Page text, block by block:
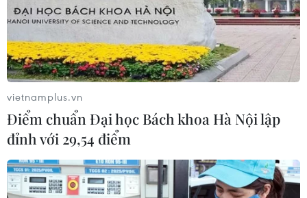
vietnamplus.vn
Điểm chuẩn Đại học Bách khoa Hà Nội lập
đỉnh với 29,54 điểm